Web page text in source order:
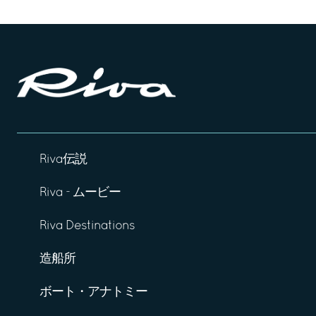
Riva伝説
Riva - ムービー
Riva Destinations
造船所
ボート・アナトミー